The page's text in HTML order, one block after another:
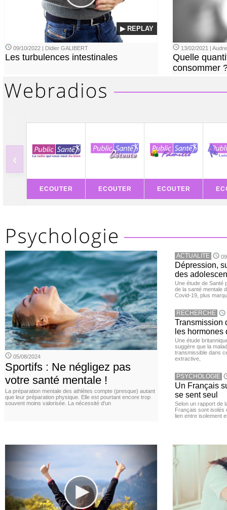
▶ REPLAY
09/10/2022 | Didier GALIBERT
Les turbulences intestinales
13/02/2021 |
Quelle
consommer
‹
ECOUTER ECOUTER ECOUTER
05/08/2024
Sportifs : Ne négligez pas
votre santé mentale !
La préparation mentale des athlètes compte (presque) autant
que leur préparation physique. Elle est pourtant encore trop
souvent moins valorisée. La nécessité d’un
ACTUALITE
Dépression,
des
Une étude de Santé
de la santé mentale
Covid-19, plus
RECHERCHE
Transmission
les hormones
Une étude
suggère que la
transmissible dans
extractive,
PSYCHOLOGIE
Un Français
se sent seul
Selon un rapport de
Français sont isolés
lien entre isolement